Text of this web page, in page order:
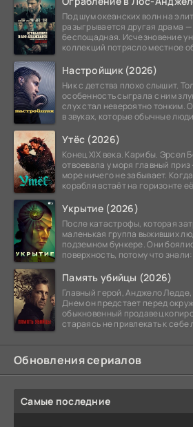
Под шум океанских волн на
разыгрывается другая драма
беспощадная. Исчезновение
коллекций потрясло местное
Настройщик (2026)
Ник с детства плохо слышит.
особенность сыграла с ним
слух стал невероятно тонким.
в звуках, которые обычные
Утёс (2026)
Конец XIX века. Карибы. Эрсел
отвоевала у моря главный
море ничего не забывает.
корабля встаёт на горизонте
Укрытие (2026)
После катастрофы, которая
маленькая группа выживших
подземном бункере. Они
поверхность, потому что
Память убийцы (2026)
Главный герой, Анджело
Днем он предстает перед
обыкновенный продавец
стараясь не привлекать к
Обновления сериалов
Самые последние